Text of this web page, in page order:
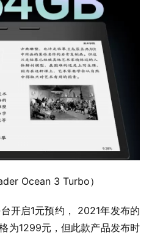
Ocean 3 Turbo）
开启1元预约， 2021年发布的
为1299元，但此款产品发布时